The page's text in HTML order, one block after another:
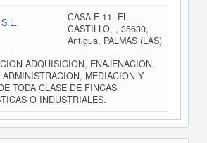
CASA E 11. EL
CASTILLO, , 35630,
Antigua, PALMAS (LAS)
ADQUISICION, ENAJENACION,
ADMINISTRACION, MEDIACION Y
TODA CLASE DE FINCAS
O INDUSTRIALES.